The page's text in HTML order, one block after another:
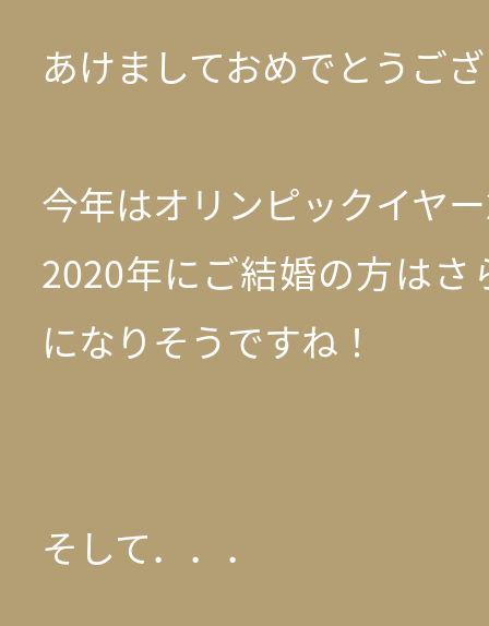
あけましておめでとうご
今年はオリンピックイヤ
2020年にご結婚の方は
になりそうですね！
そして．．．